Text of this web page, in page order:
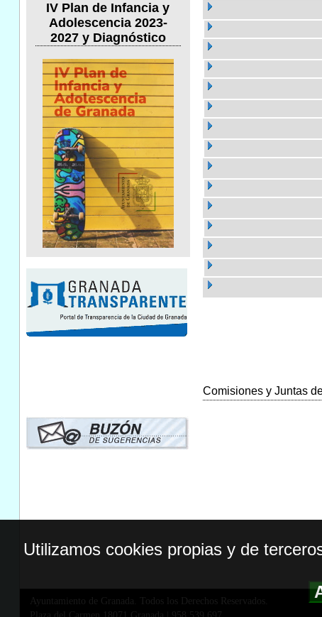
IV Plan de Infancia y
Adolescencia 2023-
2027 y Diagnóstico
Comisiones y Juntas
Ayuntamiento de Granada. Todos los Derechos Reservados.
Utilizamos cookies propias y de